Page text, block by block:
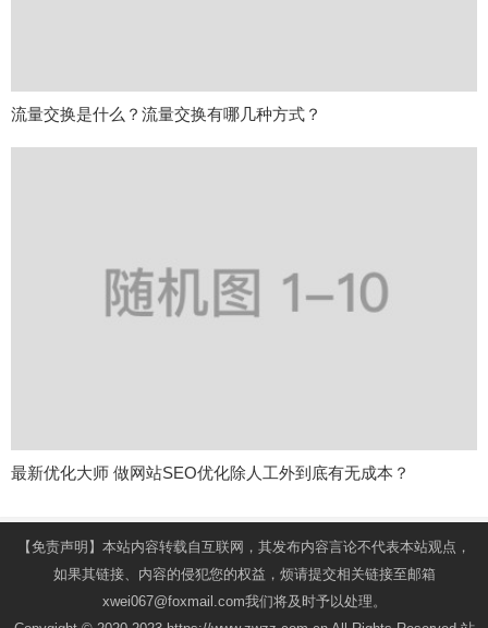
流量交换是什么？流量交换有哪几种方式？
最新优化大师 做网站SEO优化除人工外到底有无成本？
【免责声明】本站内容转载自互联网，其发布内容言论不代表本站观点，
如果其链接、内容的侵犯您的权益，烦请提交相关链接至邮箱
xwei067@foxmail.com我们将及时予以处理。